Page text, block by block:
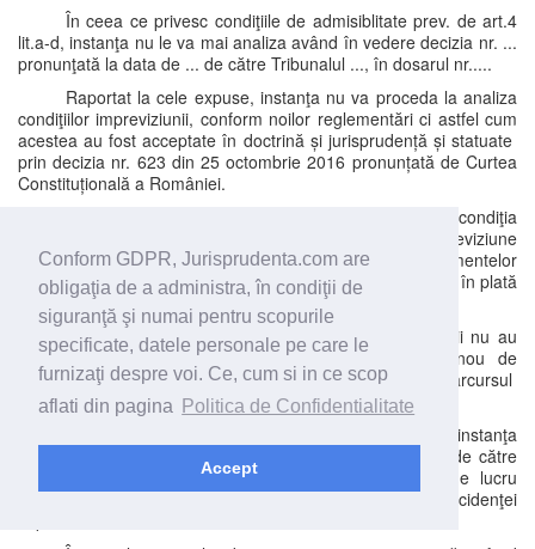
Conform GDPR, Jurisprudenta.com are
obligaţia de a administra, în condiţii de
siguranţă şi numai pentru scopurile
specificate, datele personale pe care le
furnizaţi despre voi. Ce, cum si in ce scop
aflati din pagina
Politica de Confidentialitate
Accept
În ceea ce privesc condiţiile de admisiblitate prev. de art.4
lit.a-d, instanţa nu le va mai analiza având în vedere decizia nr. ...
pronunţată la data de ... de către Tribunalul ..., în dosarul nr.....
Raportat la cele expuse, instanţa nu va proceda la analiza
condiţiilor impreviziunii, conform noilor reglementări ci astfel cum
acestea au fost acceptate în doctrină și jurisprudență și statuate
prin decizia nr. 623 din 25 octombrie 2016 pronunțată de Curtea
Constituțională a României.
Instanţa constată că nu este îndeplinită condiţia
impreviziunii în planul obligaţiilor împrumutaţilor, impreviziune
derivând din contractul perfectat, în contextul evenimentelor
ulterioare survenite, ce ar fi atins o limită impunând darea în plată
a apartamentului, pentru următoarele motive.
Pentru început, instanţa reţine că debitorii intimaţii nu au
arătat în notificarea din data de ..., vreun motiv nou de
impreviziune, ci au reluat împrejurări petrecute pe parcursul
dosarului nr. ....
Cu privire la motivele de impreviziune anterioare, instanţa
observă că prin decizia nr. ... pronunţată la data de ... de către
Tribunalul ..., în dosarul nr.... s-a statuat cu putere de lucru
judecat faptul că nu pot fi reţinute condiţiile incidenţei